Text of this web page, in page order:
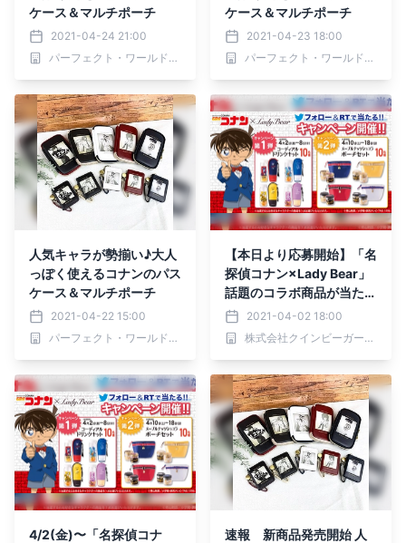
ケース＆マルチポーチ
2021-04-24 21:00
パーフェクト・ワールド株式会社
ケース＆マルチポーチ
2021-04-23 18:00
パーフェクト・ワールド株式会社
人気キャラが勢揃い♪大人
っぽく使えるコナンのパス
ケース＆マルチポーチ
2021-04-22 15:00
パーフェクト・ワールド株式会社
【本日より応募開始】「名
探偵コナン×Lady Bear」
話題のコラボ商品が当た
る!! Twitterフォロー&リ
ツイートキャンペーン開催
2021-04-02 18:00
株式会社クインビーガーデン
4/2(金)〜「名探偵コナ
速報 新商品発売開始 人